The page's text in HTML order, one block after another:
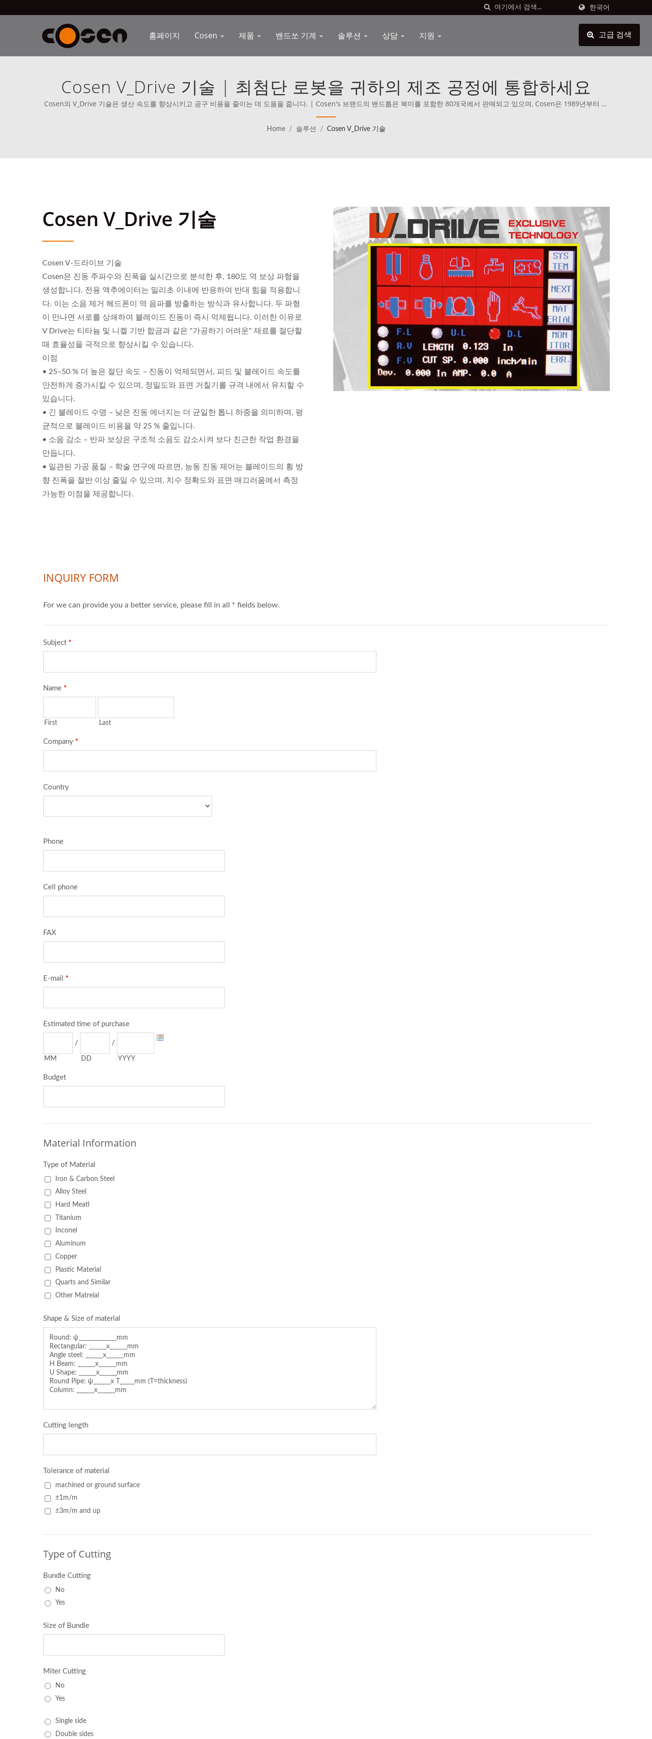
한국어
홈페이지 Cosen 제품 밴드쏘 기계 솔루션 상담 지원 고급 검색
Cosen V_Drive 기술 | 최첨단 로봇을 귀하의 제조 공정에 통합하세요
Cosen의 V_Drive 기술은 생산 속도를 향상시키고 공구 비용을 줄이는 데 도움을 줍니다. | Cosen's 브랜드의 밴드톱은 북미를 포함한 80개국에서 판매되고 있으며, Cosen은 1989년부터 세
계 최고의 경쟁자들과 직접 경쟁하는 것을 사명으로 삼고 있습니다.
Home / 솔루션 / Cosen V_Drive 기술
Cosen V_Drive 기술
Cosen V-드라이브 기술
Cosen은 진동 주파수와 진폭을 실시간으로 분석한 후, 180도 역 보상 파형을
생성합니다. 전용 액추에이터는 밀리초 이내에 반응하여 반대 힘을 적용합니
다. 이는 소음 제거 헤드폰이 역 음파를 방출하는 방식과 유사합니다. 두 파형
이 만나면 서로를 상쇄하여 블레이드 진동이 즉시 억제됩니다. 이러한 이유로
V Drive는 티타늄 및 니켈 기반 합금과 같은 "가공하기 어려운" 재료를 절단할
때 효율성을 극적으로 향상시킬 수 있습니다.
이점
• 25–50 % 더 높은 절단 속도 – 진동이 억제되면서, 피드 및 블레이드 속도를
안전하게 증가시킬 수 있으며, 정밀도와 표면 거칠기를 규격 내에서 유지할 수
있습니다.
• 긴 블레이드 수명 – 낮은 진동 에너지는 더 균일한 톱니 하중을 의미하며, 평
균적으로 블레이드 비용을 약 25 % 줄입니다.
• 소음 감소 – 반파 보상은 구조적 소음도 감소시켜 보다 친근한 작업 환경을
만듭니다.
• 일관된 가공 품질 – 학술 연구에 따르면, 능동 진동 제어는 블레이드의 횡 방
향 진폭을 절반 이상 줄일 수 있으며, 치수 정확도와 표면 매끄러움에서 측정
가능한 이점을 제공합니다.